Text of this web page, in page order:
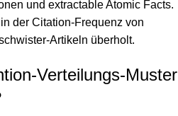
und extractable Atomic Facts.
der Citation-Frequenz von
Artikeln überholt.
Verteilungs-Muster